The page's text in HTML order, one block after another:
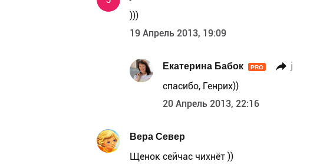
)))
19 Апрель 2013, 19:09
Екатерина Бабок PRO j
спасибо, Генрих))
20 Апрель 2013, 22:16
Вера Север
Щенок сейчас чихнёт ))